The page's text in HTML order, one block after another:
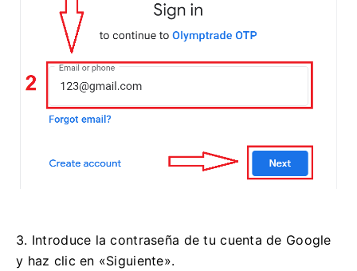
3. Introduce la contraseña de tu cuenta de Google
y haz clic en «Siguiente».